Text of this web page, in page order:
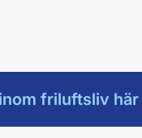
friluftsliv här